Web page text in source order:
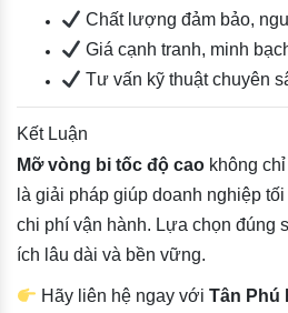
Chất lượng đảm bảo,
Giá cạnh tranh, minh
Tư vấn kỹ thuật chuyên
Kết Luận
Mỡ vòng bi tốc độ cao không
là giải pháp giúp doanh nghiệp
chi phí vận hành. Lựa chọn đúng
ích lâu dài và bền vững.
Hãy liên hệ ngay vớiTân Phú